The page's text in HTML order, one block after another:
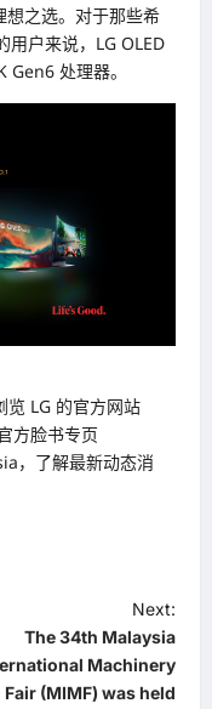
想之选。对于那些希
用户来说，LG OLED
处理器。
览 LG 的官方网站
方脸书专页
，了解最新动态消
Next:
The 34th Malaysia
Machinery
Fair (MIMF) was held